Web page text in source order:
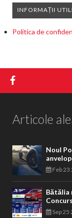
INFORMAȚII
Politica de
Articole
Noul
Feb 23
Bătălia
Sep 25